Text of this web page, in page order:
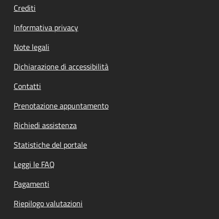
Crediti
Informativa privacy
Note legali
Dichiarazione di accessibilità
Contatti
Prenotazione appuntamento
Richiedi assistenza
Statistiche del portale
Leggi le FAQ
Pagamenti
Riepilogo valutazioni